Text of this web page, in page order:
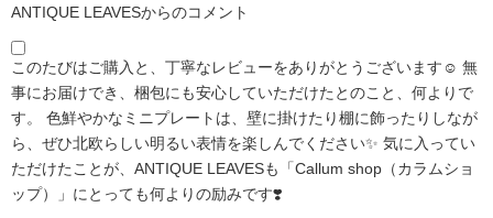
ANTIQUE LEAVESからのコメント
このたびはご購入と、丁寧なレビューをありがとうございます☺️ 無
事にお届けでき、梱包にも安心していただけたとのこと、何よりで
す。 色鮮やかなミニプレートは、壁に掛けたり棚に飾ったりしなが
ら、ぜひ北欧らしい明るい表情を楽しんでください✨ 気に入ってい
ただけたことが、ANTIQUE LEAVESも「Callum shop（カラムショ
ップ）」にとっても何よりの励みです❣️